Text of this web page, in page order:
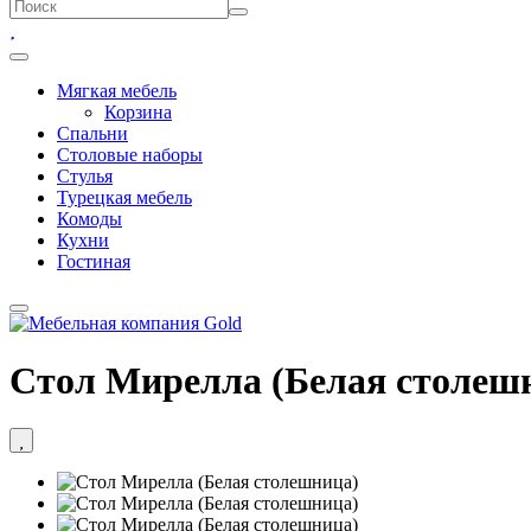
Мягкая мебель
Корзина
Спальни
Столовые наборы
Стулья
Турецкая мебель
Комоды
Кухни
Гостиная
Стол Мирелла (Белая